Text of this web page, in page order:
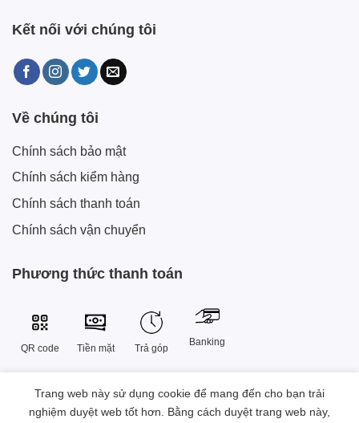
Kết nối với chúng tôi
Về chúng tôi
Chính sách bảo mật
Chính sách kiểm hàng
Chính sách thanh toán
Chính sách vận chuyển
Phương thức thanh toán
QR code Tiền mặt Trả góp
Banking
Công Ty TNHH Công Nghệ Sáng Tạo Xtech Việt Nam
38 Đường Số 9 , Khu đô thị Vạn Phúc, Phường Hiệp Bình, Thành
Trang web này sử dụng cookie để mang đến cho bạn trải
nghiệm duyệt web tốt hơn. Bằng cách duyệt trang web này,